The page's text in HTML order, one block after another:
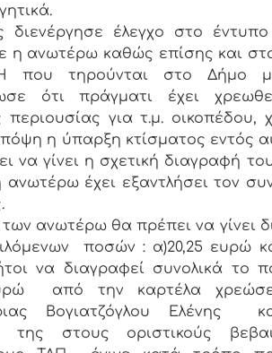
διενέργησε έλεγχο στο
η ανωτέρω καθώς επίσης και
που τηρούνται στο Δήμο
ότι πράγματι έχει
περιουσίας για τ.μ. οικοπέδου,
η ύπαρξη κτίσματος εντός
να γίνει η σχετική διαγραφή
ανωτέρω έχει εξαντλήσει τον
των ανωτέρω θα πρέπει να γίνει
ποσών : α)20,25 ευρώ
να διαγραφεί συνολικά το
από την καρτέλα
Βογιατζόγλου Ελένης
της στους οριστικούς